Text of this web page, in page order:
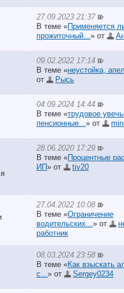
27.09.2023 21:37
В теме «Применяется
прожиточный... » от
09.02.2022 17:14
В теме «неустойка,
от
Рысь
04.09.2024 14:44
В теме «трудовое
пенсионные... » от
28.06.2020 17:29
В теме «Процентные
ИП» от tiv20
27.04.2022 10:08
В теме «Ограничение
водительских... » от
работник
08.03.2024 23:58
В теме «Как взыскать
с... » от Sergey0234